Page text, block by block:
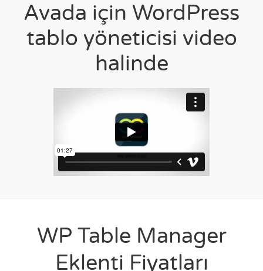
Avada için WordPress
tablo yöneticisi video
halinde
WP Table Manager
Eklenti Fiyatları